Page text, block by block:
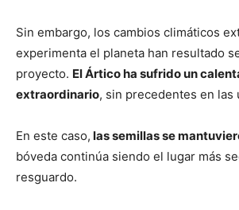
Sin embargo, los cambios climáticos
experimenta el planeta han resultado
proyecto. El Ártico ha sufrido un
extraordinario, sin precedentes en las
En este caso, las semillas se
bóveda continúa siendo el lugar más
resguardo.